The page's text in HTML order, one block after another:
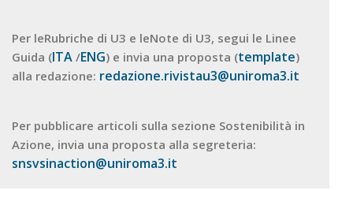
Per leRubriche di U3 e leNote di U3, segui le Linee
Guida (ITA /ENG) e invia una proposta (template)
alla redazione: redazione.rivistau3@uniroma3.it
Per pubblicare articoli sulla sezione Sostenibilità in
Azione, invia una proposta alla segreteria:
snsvsinaction@uniroma3.it